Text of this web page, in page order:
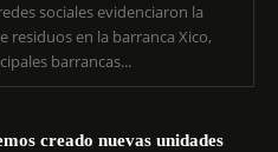
sociales evidenciaron la
residuos en la barranca Xico,
barrancas...
creado nuevas unidades